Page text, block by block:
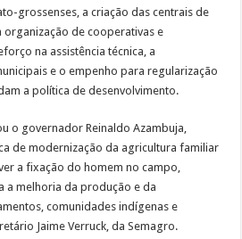
grossenses, a criação das centrais de
organização de cooperativas e
na assistência técnica, a
e o empenho para regularização
a política de desenvolvimento.
o governador Reinaldo Azambuja,
de modernização da agricultura familiar
a fixação do homem no campo,
a melhoria da produção e da
comunidades indígenas e
Jaime Verruck, da Semagro.